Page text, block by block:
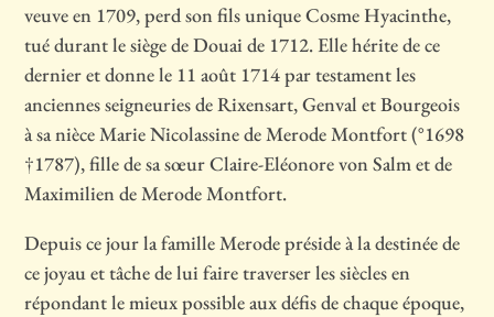
veuve en 1709, perd son fils unique Cosme Hyacinthe,
tué durant le siège de Douai de 1712. Elle hérite de ce
dernier et donne le 11 août 1714 par testament les
anciennes seigneuries de Rixensart, Genval et Bourgeois
à sa nièce Marie Nicolassine de Merode Montfort (°1698
†1787), fille de sa sœur Claire-Eléonore von Salm et de
Maximilien de Merode Montfort.
Depuis ce jour la famille Merode préside à la destinée de
ce joyau et tâche de lui faire traverser les siècles en
répondant le mieux possible aux défis de chaque époque,